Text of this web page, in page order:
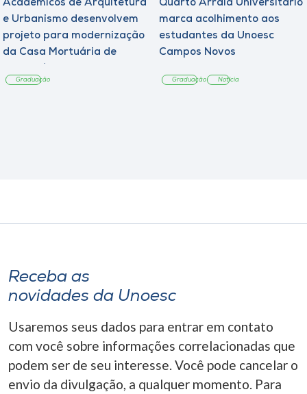
Acadêmicos de Arquitetura
e Urbanismo desenvolvem
projeto para modernização
da Casa Mortuária de
Graduação
Quarto Arraiá Universitário
marca acolhimento aos
estudantes da Unoesc
Campos Novos
Graduação Notícia
Receba as
novidades da Unoesc
Usaremos seus dados para entrar em contato
com você sobre informações correlacionadas que
podem ser de seu interesse. Você pode cancelar o
envio da divulgação, a qualquer momento. Para